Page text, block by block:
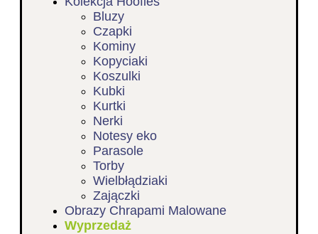
Bluzy
Czapki
Kominy
Kopyciaki
Koszulki
Kubki
Kurtki
Nerki
Notesy eko
Parasole
Torby
Wielbłądziaki
Zajączki
Obrazy Chrapami Malowane
Wyprzedaż